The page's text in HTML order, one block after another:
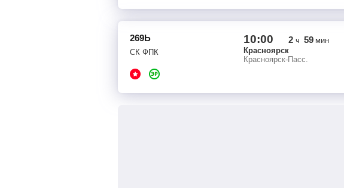
269Ь
СК ФПК
10:00 2 ч59мин
Красноярск
Красноярск-Пасс.